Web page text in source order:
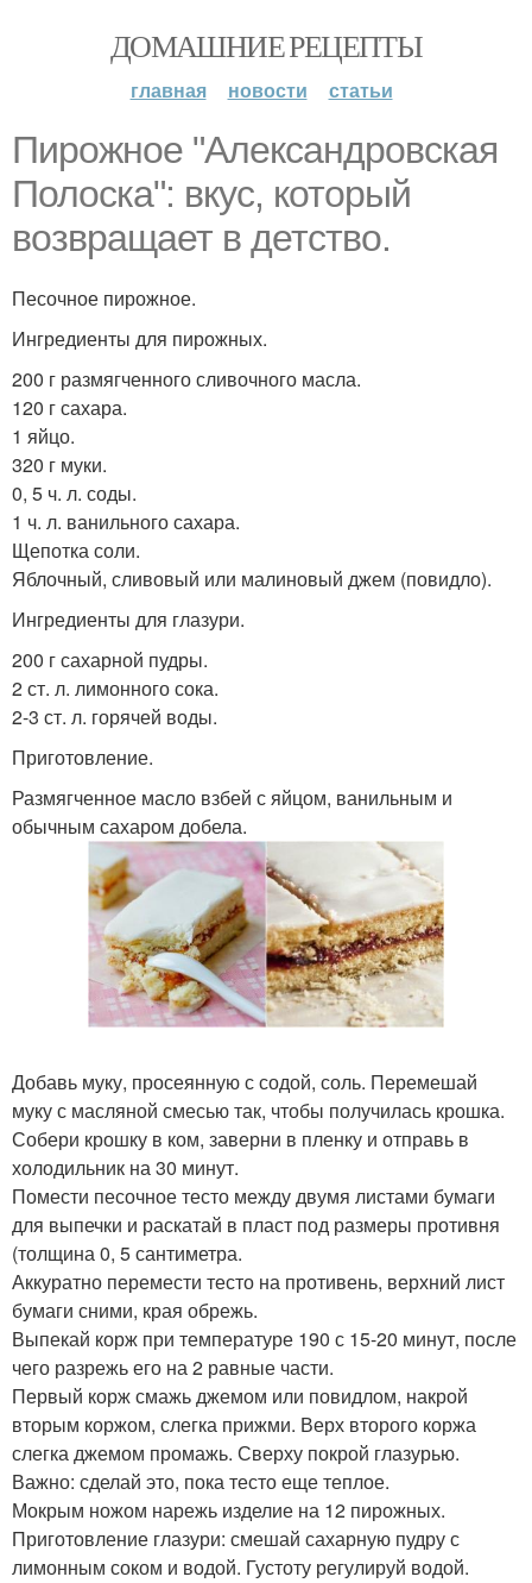
ДОМАШНИЕ РЕЦЕПТЫ
главная новости статьи
Пирожное "Александровская
Полоска": вкус, который
возвращает в детство.
Песочное пирожное.
Ингредиенты для пирожных.
200 г размягченного сливочного масла.
120 г сахара.
1 яйцо.
320 г муки.
0, 5 ч. л. соды.
1 ч. л. ванильного сахара.
Щепотка соли.
Яблочный, сливовый или малиновый джем (повидло).
Ингредиенты для глазури.
200 г сахарной пудры.
2 ст. л. лимонного сока.
2-3 ст. л. горячей воды.
Приготовление.
Размягченное масло взбей с яйцом, ванильным и
обычным сахаром добела.
Добавь муку, просеянную с содой, соль. Перемешай
муку с масляной смесью так, чтобы получилась крошка.
Собери крошку в ком, заверни в пленку и отправь в
холодильник на 30 минут.
Помести песочное тесто между двумя листами бумаги
для выпечки и раскатай в пласт под размеры противня
(толщина 0, 5 сантиметра.
Аккуратно перемести тесто на противень, верхний лист
бумаги сними, края обрежь.
Выпекай корж при температуре 190 с 15-20 минут, после
чего разрежь его на 2 равные части.
Первый корж смажь джемом или повидлом, накрой
вторым коржом, слегка прижми. Верх второго коржа
слегка джемом промажь. Сверху покрой глазурью.
Важно: сделай это, пока тесто еще теплое.
Мокрым ножом нарежь изделие на 12 пирожных.
Приготовление глазури: смешай сахарную пудру с
лимонным соком и водой. Густоту регулируй водой.